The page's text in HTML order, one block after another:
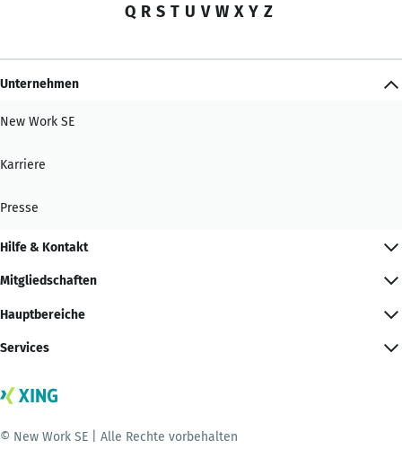
Q R S T U V W X Y Z
Unternehmen
New Work SE
Karriere
Presse
Hilfe & Kontakt
Mitgliedschaften
Hauptbereiche
Services
© New Work SE | Alle Rechte vorbehalten